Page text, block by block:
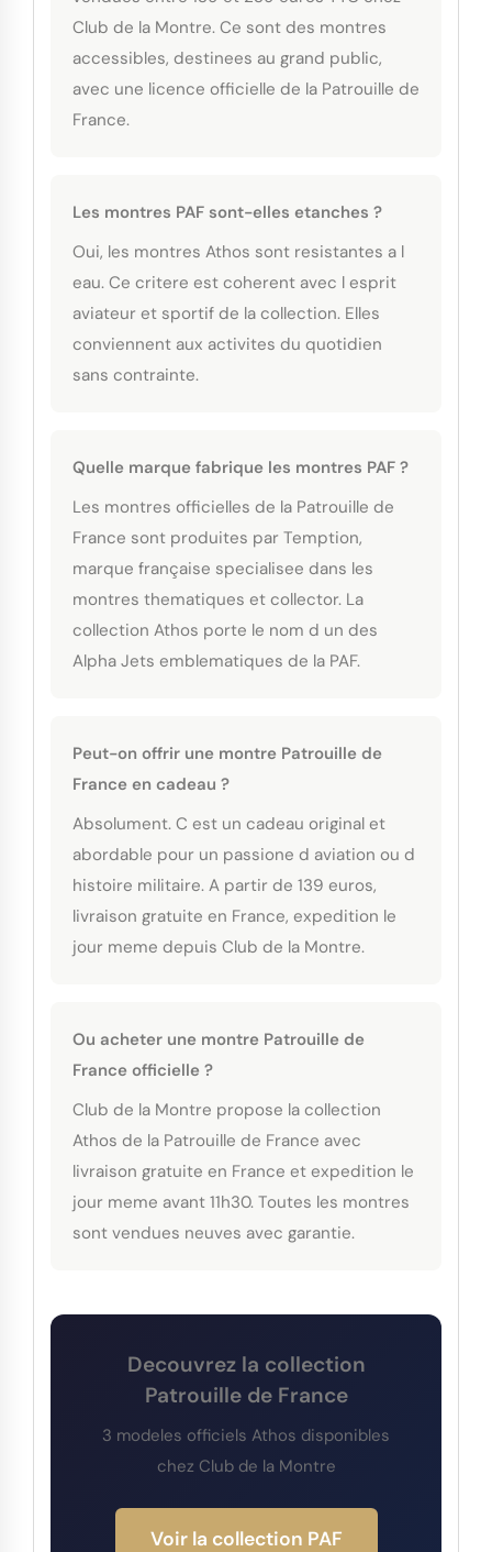
Club de la Montre. Ce sont des montres
accessibles, destinees au grand public,
avec une licence officielle de la Patrouille de
France.
Les montres PAF sont-elles etanches ?
Oui, les montres Athos sont resistantes a l
eau. Ce critere est coherent avec l esprit
aviateur et sportif de la collection. Elles
conviennent aux activites du quotidien
sans contrainte.
Quelle marque fabrique les montres PAF ?
Les montres officielles de la Patrouille de
France sont produites par Temption,
marque française specialisee dans les
montres thematiques et collector. La
collection Athos porte le nom d un des
Alpha Jets emblematiques de la PAF.
Peut-on offrir une montre Patrouille de
France en cadeau ?
Absolument. C est un cadeau original et
abordable pour un passione d aviation ou d
histoire militaire. A partir de 139 euros,
livraison gratuite en France, expedition le
jour meme depuis Club de la Montre.
Ou acheter une montre Patrouille de
France officielle ?
Club de la Montre propose la collection
Athos de la Patrouille de France avec
livraison gratuite en France et expedition le
jour meme avant 11h30. Toutes les montres
sont vendues neuves avec garantie.
Decouvrez la collection
Patrouille de France
3 modeles officiels Athos disponibles
chez Club de la Montre
Voir la collection PAF